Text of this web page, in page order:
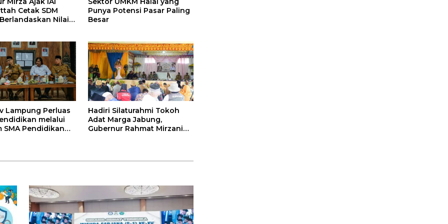
Cetak SDM
Nilai
Punya Potensi Pasar Paling
Besar
Lampung Perluas
melalui
SMA Pendidikan
Hadiri Silaturahmi Tokoh
Adat Marga Jabung,
Gubernur Rahmat Mirzani
Budaya dan SDM